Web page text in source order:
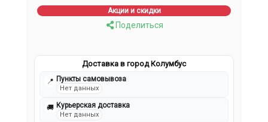
Акции и скидки
Поделиться
Доставка в город Колумбус
📍 Пункты самовывоза
Нет данных
🚚 Курьерская доставка
Нет данных